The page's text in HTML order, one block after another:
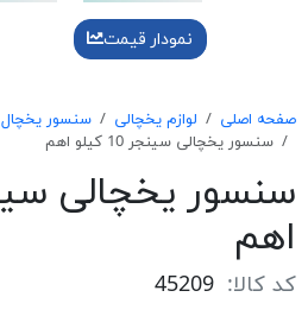
نمودار قیمت
صفحه اصلی لوازم یخچالی
سنسور یخچال
سنسور يخچالی سينجر 10 كيلو اهم
اهم
کد کالا: 45209